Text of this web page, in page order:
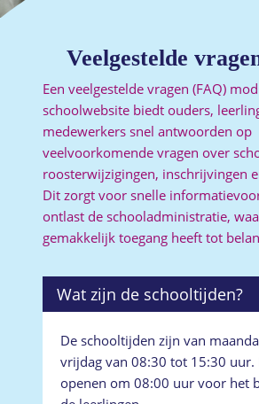
Veelgestelde
Een veelgestelde vragen (FAQ)
schoolwebsite biedt ouders,
medewerkers snel antwoorden op
veelvoorkomende vragen over
roosterwijzigingen, inschrijvingen
Dit zorgt voor snelle
ontlast de schooladministratie,
gemakkelijk toegang heeft tot
Wat zijn de schooltijden?
De schooltijden zijn van
vrijdag van 08:30 tot 15:30 uur.
openen om 08:00 uur voor het